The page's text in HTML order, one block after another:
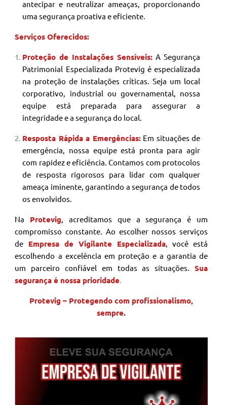
antecipar e neutralizar ameaças, proporcionando
uma segurança proativa e eficiente.
Serviços Oferecidos:
Proteção de Instalações Sensíveis: A Segurança
Patrimonial Especializada Protevig é especializada
na proteção de instalações críticas. Seja um local
corporativo, industrial ou governamental, nossa
equipe está preparada para assegurar a
integridade e a segurança do local.
Resposta Rápida a Emergências: Em situações de
emergência, nossa equipe está pronta para agir
com rapidez e eficiência. Contamos com protocolos
de resposta rigorosos para lidar com qualquer
ameaça iminente, garantindo a segurança de todos
os envolvidos.
Na Protevig , acreditamos que a segurança é um
compromisso constante. Ao escolher nossos serviços
de Empresa de Vigilante Especializada, você está
escolhendo a excelência em proteção e a garantia de
um parceiro confiável em todas as situações.
Sua
segurança é nossa prioridade
Protevig – Protegendo com profissionalismo,
sempre.